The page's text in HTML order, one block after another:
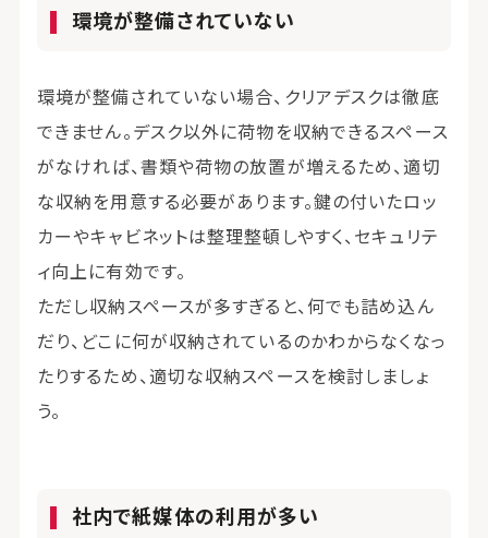
環境が整備されていない
環境が整備されていない場合、クリアデスクは徹底
できません。デスク以外に荷物を収納できるスペース
がなければ、書類や荷物の放置が増えるため、適切
な収納を用意する必要があります。鍵の付いたロッ
カーやキャビネットは整理整頓しやすく、セキュリテ
ィ向上に有効です。
ただし収納スペースが多すぎると、何でも詰め込ん
だり、どこに何が収納されているのかわからなくなっ
たりするため、適切な収納スペースを検討しましょ
う。
社内で紙媒体の利用が多い